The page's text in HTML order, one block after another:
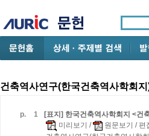
건축역사연구(한국건축역사학회
p. 1
[표지] 한국건축역사학회지 <건
미리보기 / 원문보기 / 편